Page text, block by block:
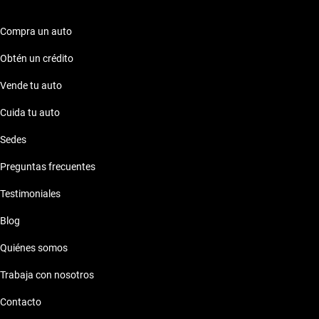
Compra un auto
Obtén un crédito
Vende tu auto
Cuida tu auto
Sedes
Preguntas frecuentes
Testimoniales
Blog
Quiénes somos
Trabaja con nosotros
Contacto